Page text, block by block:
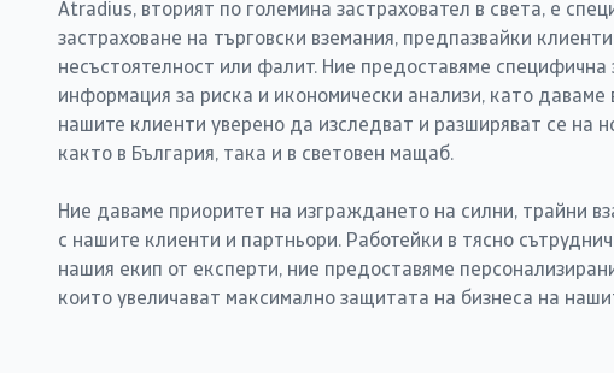
Atradius, вторият по големина застраховател в света, е
застраховане на търговски вземания, предпазвайки
несъстоятелност или фалит. Ние предоставяме специфична
информация за риска и икономически анализи, като даваме
нашите клиенти уверено да изследват и разширяват се на
както в България, така и в световен мащаб.
Ние даваме приоритет на изграждането на силни, трайни
с нашите клиенти и партньори. Работейки в тясно
нашия екип от експерти, ние предоставяме
които увеличават максимално защитата на бизнеса на